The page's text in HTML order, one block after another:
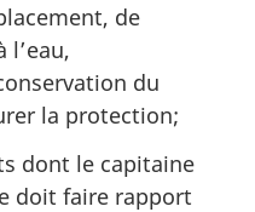
de
l’eau,
du
la protection;
dont le capitaine
doit faire rapport